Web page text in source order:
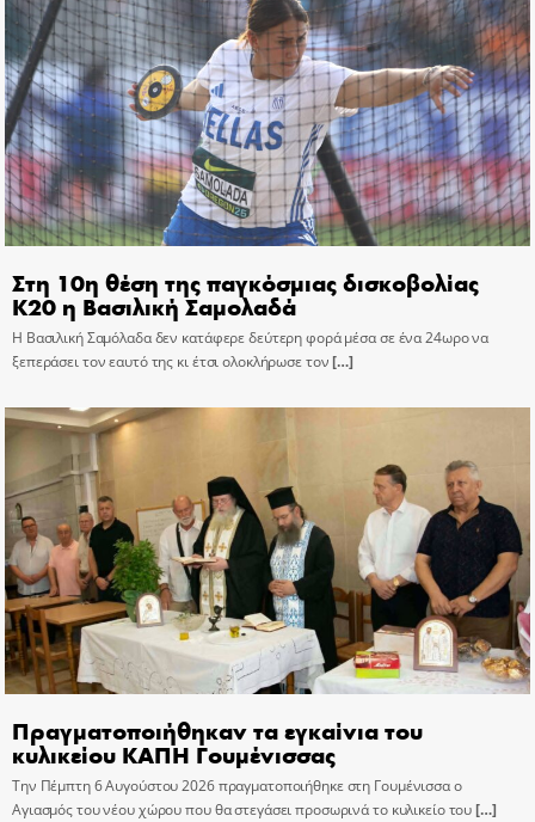
Στη 10η θέση της παγκόσμιας δισκοβολίας
Κ20 η Βασιλική Σαμολαδά
Η Βασιλική Σαμόλαδα δεν κατάφερε δεύτερη φορά μέσα σε ένα 24ωρο να
ξεπεράσει τον εαυτό της κι έτσι ολοκλήρωσε τον[…]
Πραγματοποιήθηκαν τα εγκαίνια του
κυλικείου ΚΑΠΗ Γουμένισσας
Την Πέμπτη 6 Αυγούστου 2026 πραγματοποιήθηκε στη Γουμένισσα ο
Αγιασμός του νέου χώρου που θα στεγάσει προσωρινά το κυλικείο του[…]